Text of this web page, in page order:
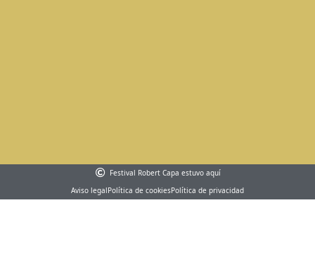
Festival Robert Capa estuvo aquí
Aviso legalPolítica de cookiesPolítica de privacidad